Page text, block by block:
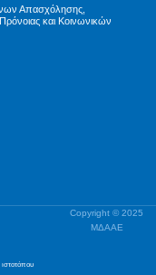
Απασχόλησης,
και Κοινωνικών
Copyright © 2025
ΜΔΑΑΕ